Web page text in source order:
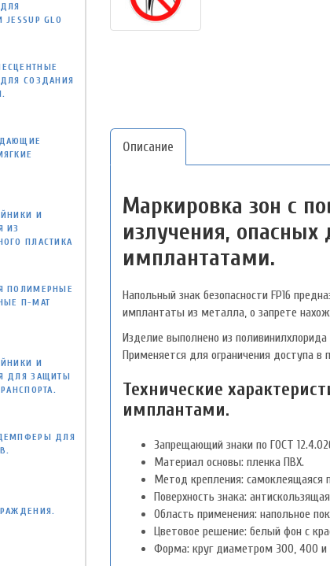
Описание
Маркировка зон с
излучения,
имплантатами.
Напольный знак безопасности FP16
имплантаты из металла, о запрете
Изделие выполнено из
Применяется для ограничения доступа
Технические
имплантами.
Запрещающий знаки по ГОСТ
Материал основы: пленка ПВХ.
Метод крепления: самоклеящаяся
Поверхность знака:
Область применения: напольное
Цветовое решение: белый фон с
Форма: круг диаметром 300, 400
GLO
СОЗДАНИЯ
И
ИЗ
ПЛАСТИКА
ПОЛИМЕРНЫЕ
П-МАТ
И
ДЛЯ ЗАЩИТЫ
ДЛЯ